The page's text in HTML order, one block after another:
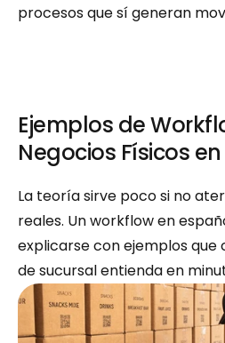
procesos que sí generan
Ejemplos de
Negocios Físicos
La teoría sirve poco si no
reales. Un workflow en
explicarse con ejemplos que
de sucursal entienda en